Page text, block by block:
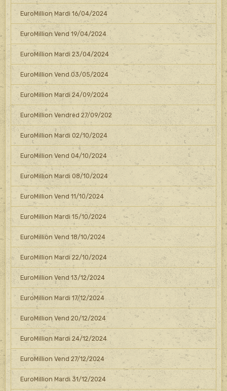
EuroMillion Mardi 16/04/2024
EuroMillion Vend 19/04/2024
EuroMillion Mardi 23/04/2024
EuroMillion Vend 03/05/2024
EuroMillion Mardi 24/09/2024
EuroMillion Vendred 27/09/202
EuroMillion Mardi 02/10/2024
EuroMillion Vend 04/10/2024
EuroMillion Mardi 08/10/2024
EuroMillion Vend 11/10/2024
EuroMillion Mardi 15/10/2024
EuroMillion Vend 18/10/2024
EuroMillion Mardi 22/10/2024
EuroMillion Vend 13/12/2024
EuroMillion Mardi 17/12/2024
EuroMillion Vend 20/12/2024
EuroMillion Mardi 24/12/2024
EuroMillion Vend 27/12/2024
EuroMillion Mardi 31/12/2024